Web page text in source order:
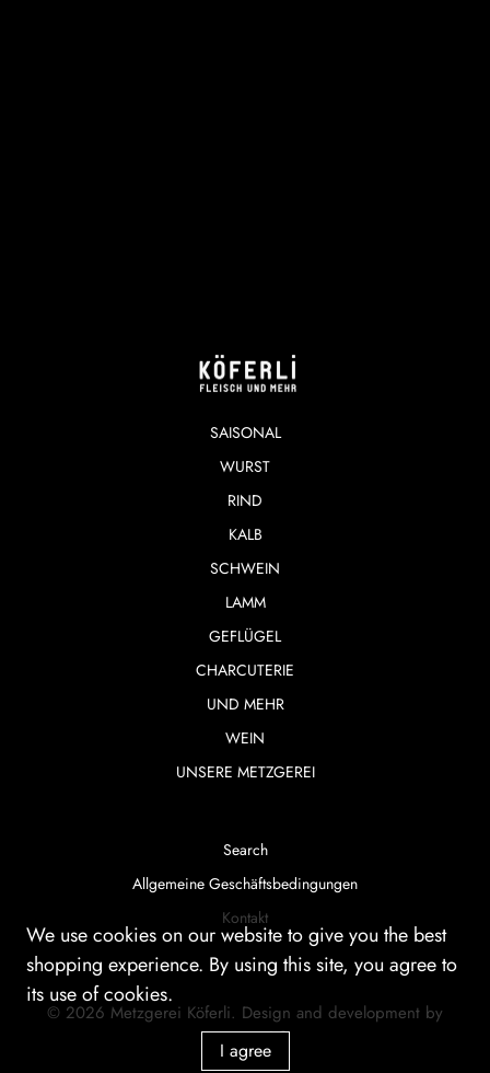
SAISONAL
WURST
RIND
KALB
SCHWEIN
LAMM
GEFLÜGEL
CHARCUTERIE
UND MEHR
WEIN
UNSERE METZGEREI
Search
Allgemeine Geschäftsbedingungen
Kontakt
© 2026 Metzgerei Köferli. Design and development by
smartera AG
We use cookies on our website to give you the best
shopping experience. By using this site, you agree to
its use of cookies.
I agree